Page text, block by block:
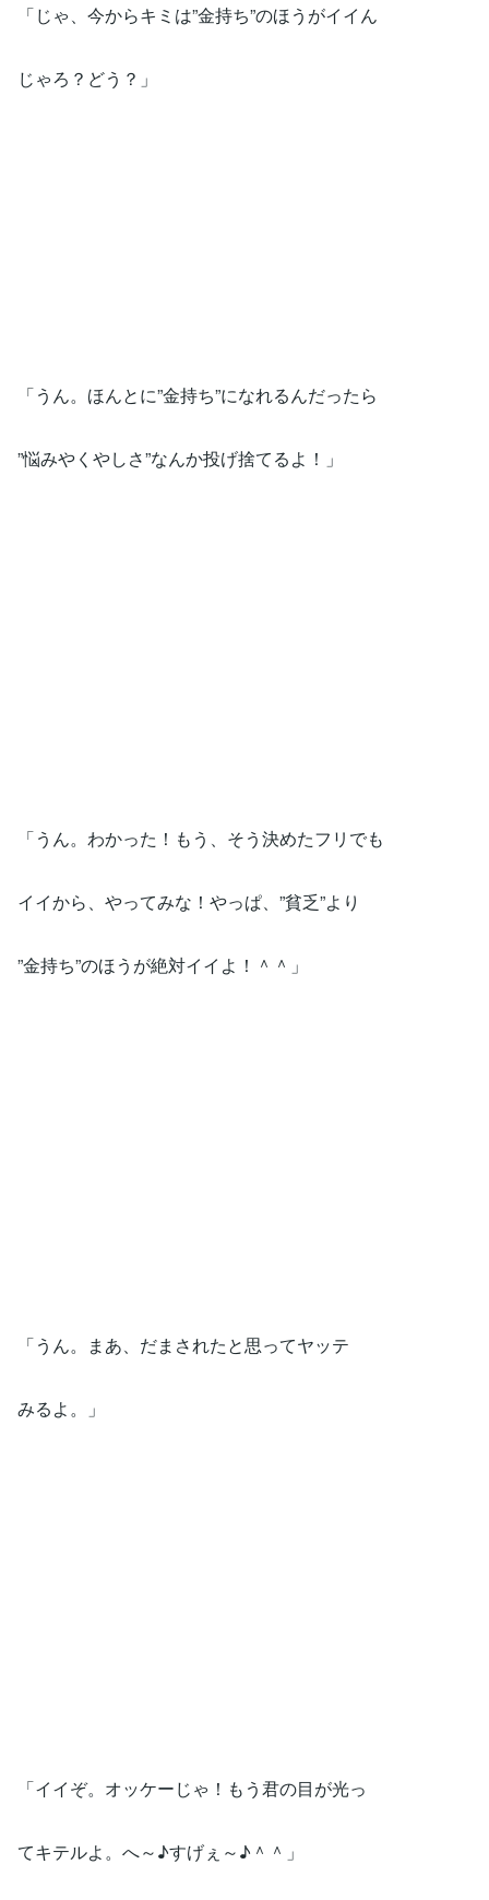
「じゃ、今からキミは”金持ち”のほうがイイん
じゃろ？どう？」
「うん。ほんとに”金持ち”になれるんだったら
”悩みやくやしさ”なんか投げ捨てるよ！」
「うん。わかった！もう、そう決めたフリでも
イイから、やってみな！やっぱ、”貧乏”より
”金持ち”のほうが絶対イイよ！＾＾」
「うん。まあ、だまされたと思ってヤッテ
みるよ。」
「イイぞ。オッケーじゃ！もう君の目が光っ
てキテルよ。へ～♪すげぇ～♪＾＾」